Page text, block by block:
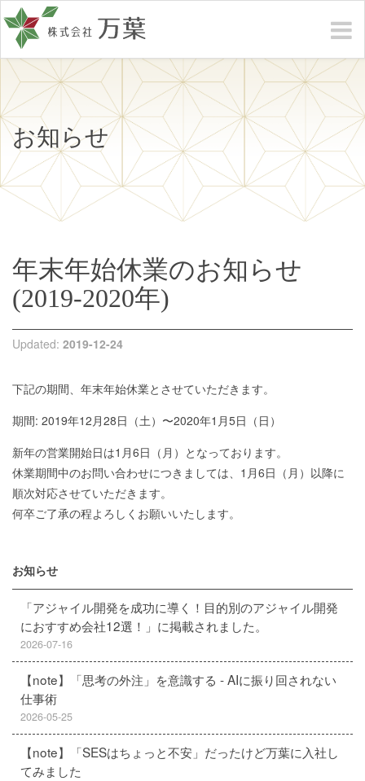
お知らせ
年末年始休業のお知らせ
(2019-2020年)
Updated: 2019-12-24
下記の期間、年末年始休業とさせていただきます。
期間: 2019年12月28日（土）〜2020年1月5日（日）
新年の営業開始日は1月6日（月）となっております。
休業期間中のお問い合わせにつきましては、1月6日（月）以降に
順次対応させていただきます。
何卒ご了承の程よろしくお願いいたします。
お知らせ
「アジャイル開発を成功に導く！目的別のアジャイル開発
におすすめ会社12選！」に掲載されました。
2026-07-16
【note】「思考の外注」を意識する - AIに振り回されない
仕事術
2026-05-25
【note】「SESはちょっと不安」だったけど万葉に入社し
てみました